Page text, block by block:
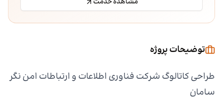
توضیحات پروژه
طراحی کاتالوگ شرکت فناوری اطلاعات و ارتباطات امن نگر
سامان